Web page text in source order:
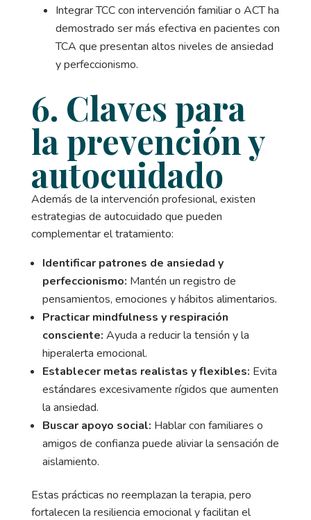
Integrar TCC con intervención familiar o ACT ha
demostrado ser más efectiva en pacientes con
TCA que presentan altos niveles de ansiedad
y perfeccionismo.
6. Claves para
la prevención y
autocuidado
Además de la intervención profesional, existen
estrategias de autocuidado que pueden
complementar el tratamiento:
Identificar patrones de ansiedad y
perfeccionismo: Mantén un registro de
pensamientos, emociones y hábitos alimentarios.
Practicar mindfulness y respiración
consciente: Ayuda a reducir la tensión y la
hiperalerta emocional.
Establecer metas realistas y flexibles: Evita
estándares excesivamente rígidos que aumenten
la ansiedad.
Buscar apoyo social: Hablar con familiares o
amigos de confianza puede aliviar la sensación de
aislamiento.
Estas prácticas no reemplazan la terapia, pero
fortalecen la resiliencia emocional y facilitan el